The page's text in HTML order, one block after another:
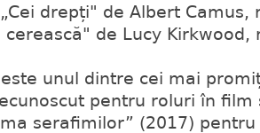
drepți" de Albert Camus,
de Lucy Kirkwood,
unul dintre cei mai
pentru roluri în film
serafimilor” (2017)